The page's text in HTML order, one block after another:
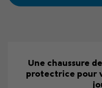
Une chaussure
protectrice pour